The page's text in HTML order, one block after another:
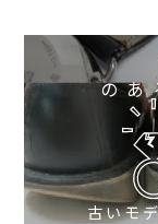
のあ
古いモ